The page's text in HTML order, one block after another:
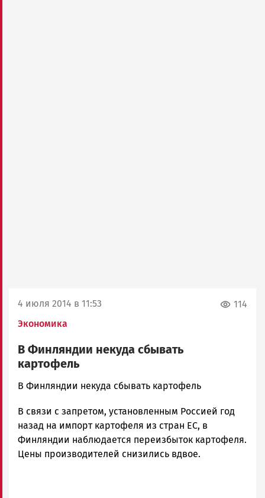
4 июля 2014 в 11:53
Экономика
114
В Финляндии некуда сбывать
картофель
admintimur
Петрозаводска
и
Карелии
|
В Финляндии некуда сбывать картофель
В связи с запретом, установленным Россией год
назад на импорт картофеля из стран ЕС, в
Финляндии наблюдается переизбыток картофеля.
Цены производителей снизились вдвое.